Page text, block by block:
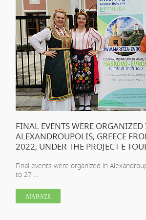
FINAL EVENTS WERE ORGANIZED
ALEXANDROUPOLIS, GREECE
2022, UNDER THE PROJECT E
Final events were organized in
to 27 ...
ΔΙΆΒΑΣΕ